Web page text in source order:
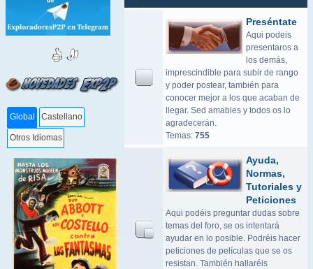
Global Castellano
Otros Idiomas
Preséntate
Aqui podeis
presentaros a
los demás,
imprescindible para subir de rango
y poder postear, también para
conocer mejor a los que acaban de
llegar. Sed amables y todos os lo
agradecerán.
Temas: 755
Ayuda,
Normas,
Tutoriales y
Peticiones
Aqui podéis preguntar dudas sobre
temas del foro, se os intentará
ayudar en lo posible. Podréis hacer
peticiones de películas que se os
resistan. También hallaréis